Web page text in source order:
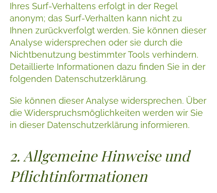
Ihres Surf-Verhaltens erfolgt in der Regel
anonym; das Surf-Verhalten kann nicht zu
Ihnen zurückverfolgt werden. Sie können dieser
Analyse widersprechen oder sie durch die
Nichtbenutzung bestimmter Tools verhindern.
Detaillierte Informationen dazu finden Sie in der
folgenden Datenschutzerklärung.
Sie können dieser Analyse widersprechen. Über
die Widerspruchsmöglichkeiten werden wir Sie
in dieser Datenschutzerklärung informieren.
2. Allgemeine Hinweise und
Pflichtinformationen